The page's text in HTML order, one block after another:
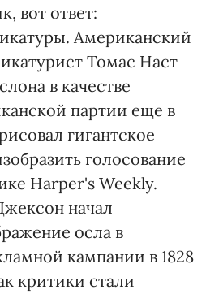
вот ответ:
Американский
Томас Наст
в качестве
партии еще в
гигантское
голосование
Harper's Weekly.
начал
осла в
кампании в 1828
критики стали